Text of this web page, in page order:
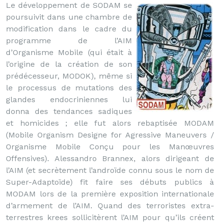
Le développement de SODAM se
poursuivit dans une chambre de
modification dans le cadre du
programme de l’AIM
d’Organisme Mobile (qui était à
l’origine de la création de son
prédécesseur, MODOK), même si
le processus de mutations des
glandes endocriniennes lui
donna des tendances sadiques
et homicides ; elle fut alors rebaptisée MODAM
(Mobile Organism Designe for Agressive Maneuvers /
Organisme Mobile Conçu pour les Manœuvres
Offensives). Alessandro Brannex, alors dirigeant de
l’AIM (et secrètement l’androïde connu sous le nom de
Super-Adaptoïde) fit faire ses débuts publics à
MODAM lors de la première exposition internationale
d’armement de l’AIM. Quand des terroristes extra-
terrestres krees sollicitèrent l’AIM pour qu’ils créent